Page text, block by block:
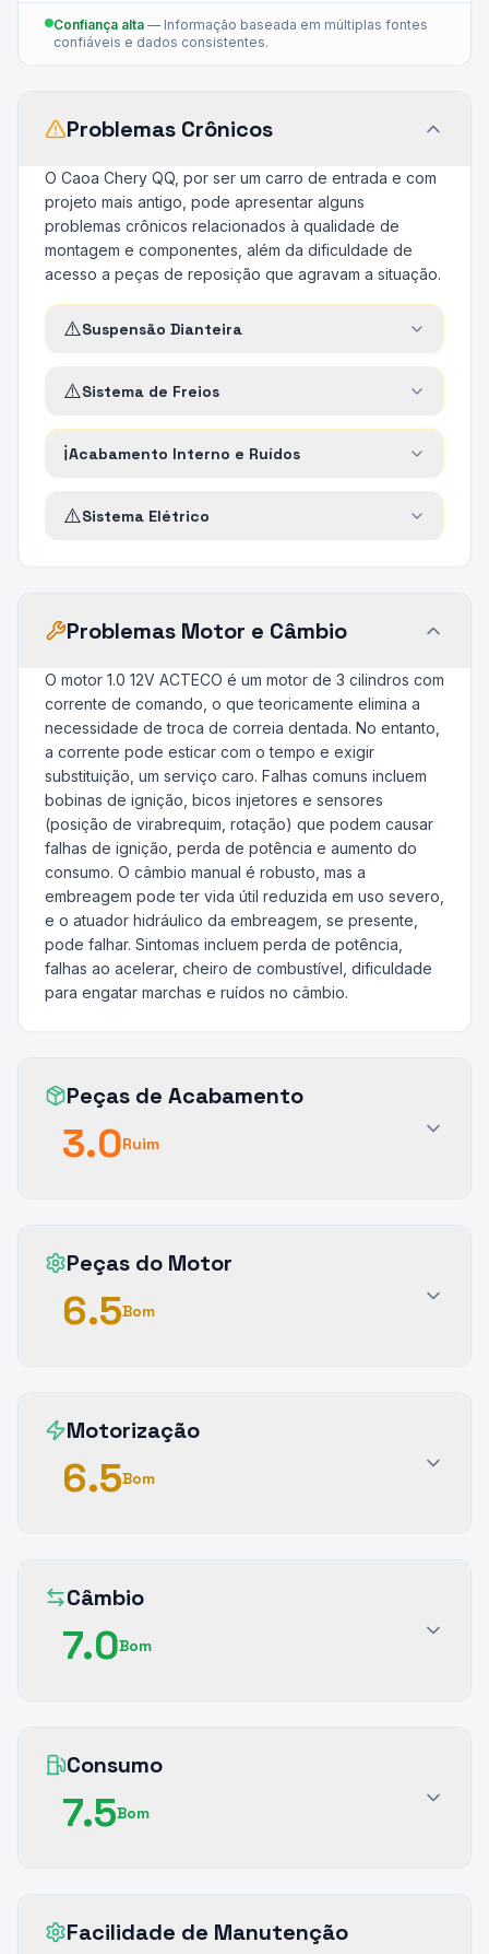
Confiança alta — Informação baseada em múltiplas fontes
confiáveis e dados consistentes.
Problemas Crônicos
O Caoa Chery QQ, por ser um carro de entrada e com
projeto mais antigo, pode apresentar alguns
problemas crônicos relacionados à qualidade de
montagem e componentes, além da dificuldade de
acesso a peças de reposição que agravam a situação.
⚠️Suspensão Dianteira
⚠️Sistema de Freios
ℹ️Acabamento Interno e Ruídos
⚠️Sistema Elétrico
Problemas Motor e Câmbio
O motor 1.0 12V ACTECO é um motor de 3 cilindros com
corrente de comando, o que teoricamente elimina a
necessidade de troca de correia dentada. No entanto,
a corrente pode esticar com o tempo e exigir
substituição, um serviço caro. Falhas comuns incluem
bobinas de ignição, bicos injetores e sensores
(posição de virabrequim, rotação) que podem causar
falhas de ignição, perda de potência e aumento do
consumo. O câmbio manual é robusto, mas a
embreagem pode ter vida útil reduzida em uso severo,
e o atuador hidráulico da embreagem, se presente,
pode falhar. Sintomas incluem perda de potência,
falhas ao acelerar, cheiro de combustível, dificuldade
para engatar marchas e ruídos no câmbio.
Peças de Acabamento
3.0Ruim
Peças do Motor
6.5Bom
Motorização
6.5Bom
Câmbio
7.0Bom
Consumo
7.5Bom
Facilidade de Manutenção